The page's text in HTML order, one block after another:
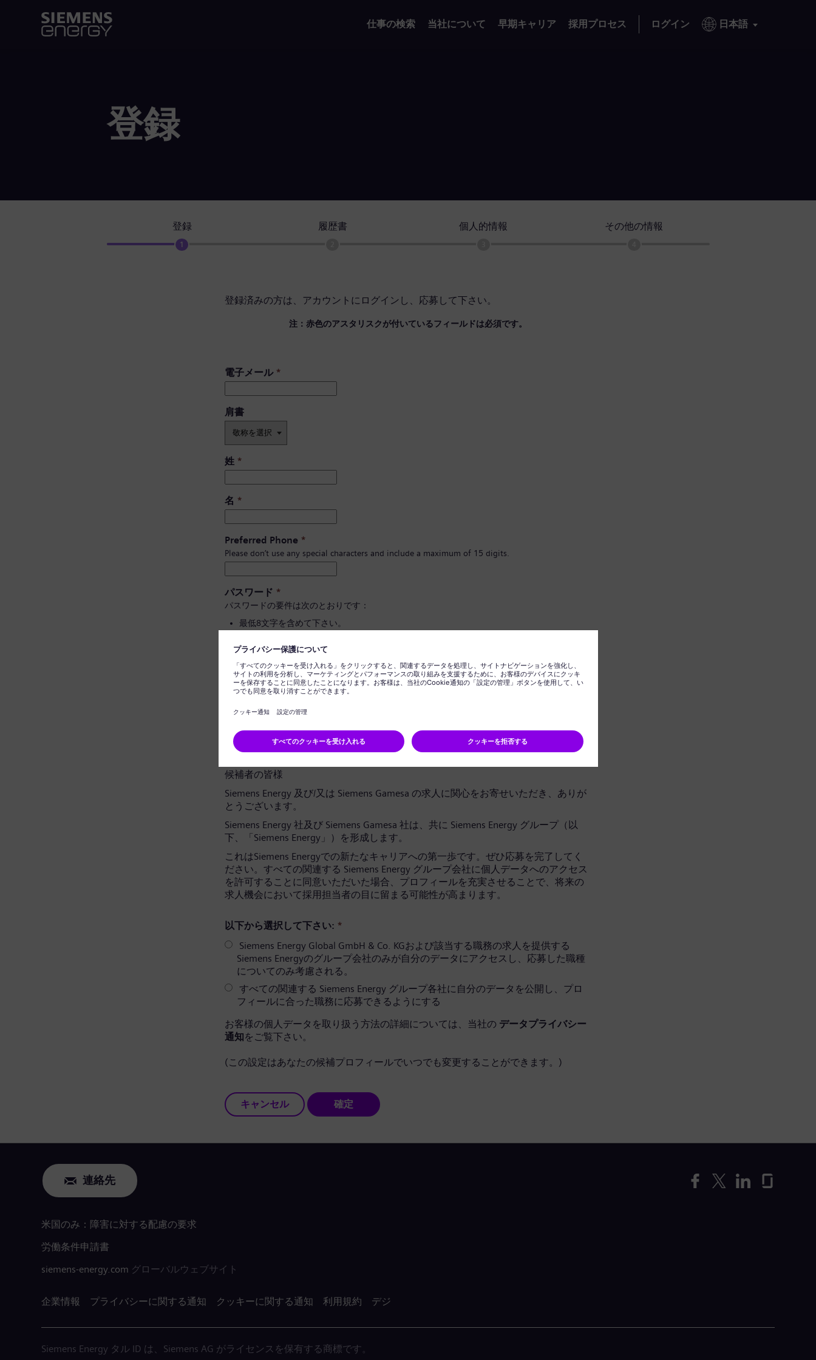
仕事の検索 当社について 早期キャリア 採用プロセス ログイン 日本語
登録
登録
1
履歴書 個人的情報 その他の情報
登録済みの方は、 アカウントにログイン し、応募して下さい。
注：赤色のアスタリスクが付いているフィールドは必須です。
電子メール*
肩書 ​
姓 *
名 *
Preferred Phone *
Please don’t use any special characters and include a maximum of 15 digits.
パスワード *
パスワードの要件は次のとおりです：
最低8文字を含めて下さい。
個人情報を含めないで下さい。
一般的に使用される言葉を含めないで下さい。
パスワードの確定*
データプライバシー通知
候補者の皆様
Siemens Energy 及び/又は Siemens Gamesa の求人に関心をお寄せいただき、ありが
とうございます。
Siemens Energy 社及び Siemens Gamesa 社は、共に Siemens Energy グループ（以
下、「Siemens Energy」）を形成します。
これはSiemens Energyでの新たなキャリアへの第一歩です。ぜひ応募を完了してく
ださい。すべての関連する Siemens Energy グループ会社に個人データへのアクセス
を許可することに同意いただいた場合、プロフィールを充実させることで、将来の
求人機会において採用担当者の目に留まる可能性が高まります。
以下から選択して下さい: *
Siemens Energy Global GmbH & Co. KGおよび該当する職務の求人を提供する
Siemens Energyのグループ会社のみが自分のデータにアクセスし、応募した職種
についてのみ考慮される。
すべての関連する Siemens Energy グループ各社に自分のデータを公開し、プロ
フィールに合った職務に応募できるようにする
お客様の個人データを取り扱う方法の詳細については、当社の データプライバシー
通知をご覧下さい。
(この設定はあなたの候補プロフィールでいつでも変更することができます。)
キャンセル 確定
連絡先
米国のみ：障害に対する配慮の要求
労働条件申請書
siemens-energy.com グローバルウェブサイト
企業情報 プライバシーに関する通知 クッキーに関する通知 利用規約 デジ
Siemens Energy タル ID は、Siemens AG がライセンスを保有する商標です。